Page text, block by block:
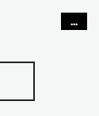
...